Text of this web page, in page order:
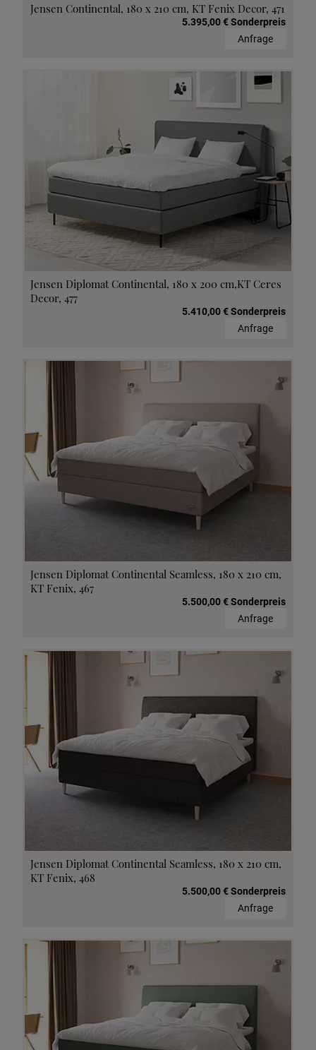
Jensen Continental, 180 x 210 cm, KT Fenix Decor, 471
5.395,00 € Sonderpreis
Anfrage
Jensen Diplomat Continental, 180 x 200 cm,KT Ceres
Decor, 477
5.410,00 € Sonderpreis
Anfrage
Jensen Diplomat Continental Seamless, 180 x 210 cm,
KT Fenix, 467
5.500,00 € Sonderpreis
Anfrage
Jensen Diplomat Continental Seamless, 180 x 210 cm,
KT Fenix, 468
5.500,00 € Sonderpreis
Anfrage